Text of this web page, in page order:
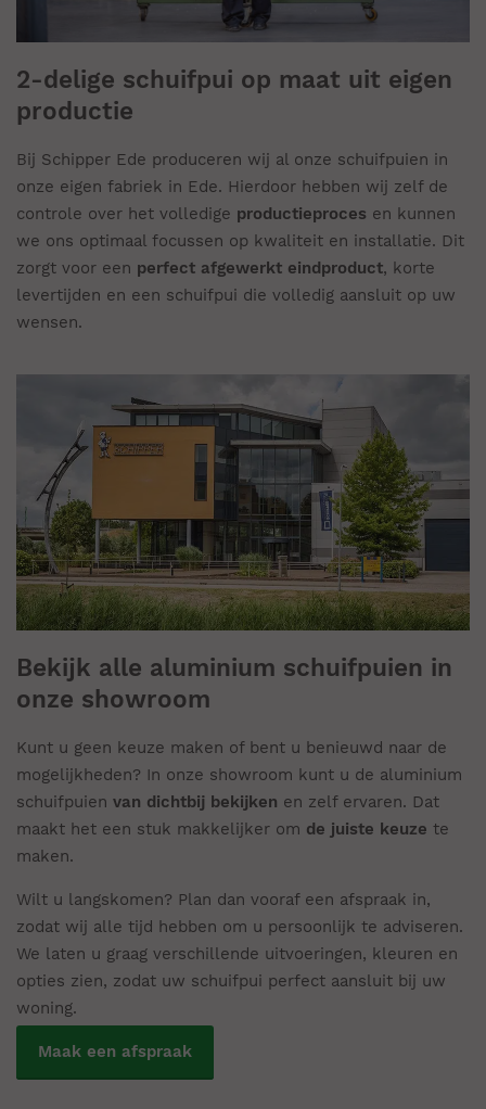
2-delige schuifpui op maat uit eigen
productie
Bij Schipper Ede produceren wij al onze schuifpuien in
onze eigen fabriek in Ede. Hierdoor hebben wij zelf de
controle over het volledige productieproces en kunnen
we ons optimaal focussen op kwaliteit en installatie. Dit
zorgt voor een perfect afgewerkt eindproduct, korte
levertijden en een schuifpui die volledig aansluit op uw
wensen.
Bekijk alle aluminium schuifpuien in
onze showroom
Kunt u geen keuze maken of bent u benieuwd naar de
mogelijkheden? In onze showroom kunt u de aluminium
schuifpuien van dichtbij bekijken en zelf ervaren. Dat
maakt het een stuk makkelijker om de juiste keuze te
maken.
Wilt u langskomen? Plan dan vooraf een afspraak in,
zodat wij alle tijd hebben om u persoonlijk te adviseren.
We laten u graag verschillende uitvoeringen, kleuren en
opties zien, zodat uw schuifpui perfect aansluit bij uw
woning.
Maak een afspraak